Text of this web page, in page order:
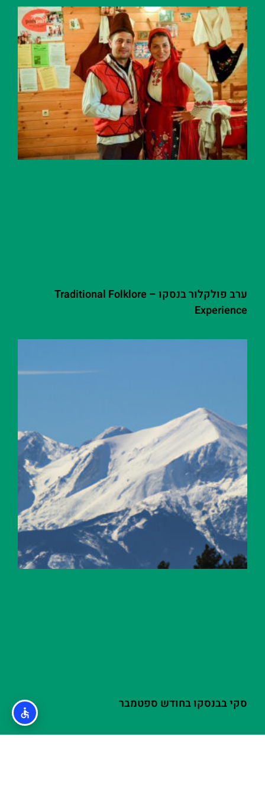
ערב פולקלור בנסקו – Traditional Folklore
Experience
סקי בבנסקו בחודש ספטמבר